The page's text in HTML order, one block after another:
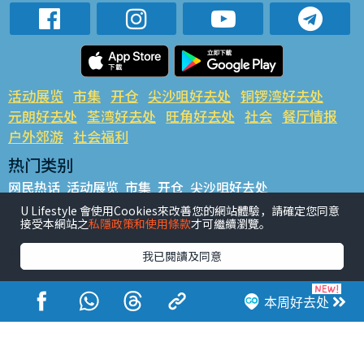
本周好去处
活动展览 市集 开仓 尖沙咀好去处 铜锣湾好去处
元朗好去处 荃湾好去处 旺角好去处 社会 餐厅情报
户外郊游 社会福利
热门类别
网民热话 活动展览 市集 开仓 尖沙咀好去处
铜锣湾好去处 元朗好去处 荃湾好去处 旺角好去处 社会
餐厅情报 户外郊游
热门标签
#UGO揾好去处 #人气活动推介 #美食社群热话
#亲子玩乐好去处
#ULifestyle应用程式
#限时抢
#UJetso礼物放送
#ULifestyle商户中心 #著数 #网络热话
U Lifestyle 會使用Cookies來改善您的網站體驗，請確定您同意
接受本網站之私隱政策和使用條款才可繼續瀏覽。
我已閱讀及同意